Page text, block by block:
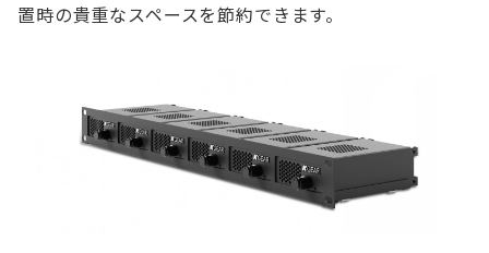
置時の貴重なスペースを節約できます。